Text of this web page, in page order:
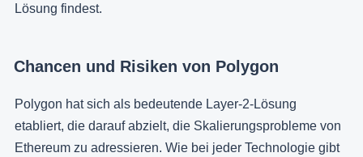
Lösung findest.
Chancen und Risiken von Polygon
Polygon hat sich als bedeutende Layer-2-Lösung
etabliert, die darauf abzielt, die Skalierungsprobleme von
Ethereum zu adressieren. Wie bei jeder Technologie gibt